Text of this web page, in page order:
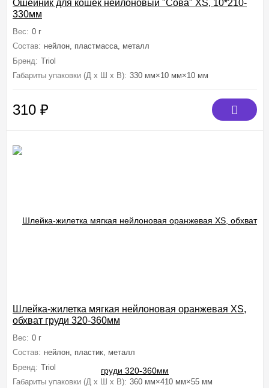
Ошейник для кошек нейлоновый "Сова" XS, 10*210-
330мм
Вес: 0 г
Состав: нейлон, пластмасса, металл
Бренд: Triol
Габариты упаковки (Д х Ш х В): 330 мм×10 мм×10 мм
310 ₽
Шлейка-жилетка мягкая нейлоновая оранжевая XS,
обхват груди 320-360мм
Вес: 0 г
Состав: нейлон, пластик, металл
Бренд: Triol
Габариты упаковки (Д х Ш х В): 360 мм×410 мм×55 мм